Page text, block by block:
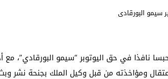
مارشيكا يعلقون احتجاجهم ويختارون الحوار خدمةً
نافذا في حق اليوتوبر “سيمو البورقادي”، مع
حالة اعتقال ومؤاخذته من قبل وكيل الملك بجنحة نشر